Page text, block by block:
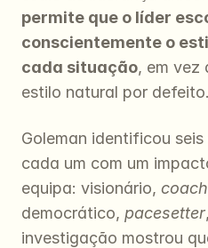
permite que o líder
conscientemente o
cada situação, em vez
estilo natural por defeito.
Goleman identificou
cada um com um
equipa: visionário,
democrático, pacesetter
investigação mostrou